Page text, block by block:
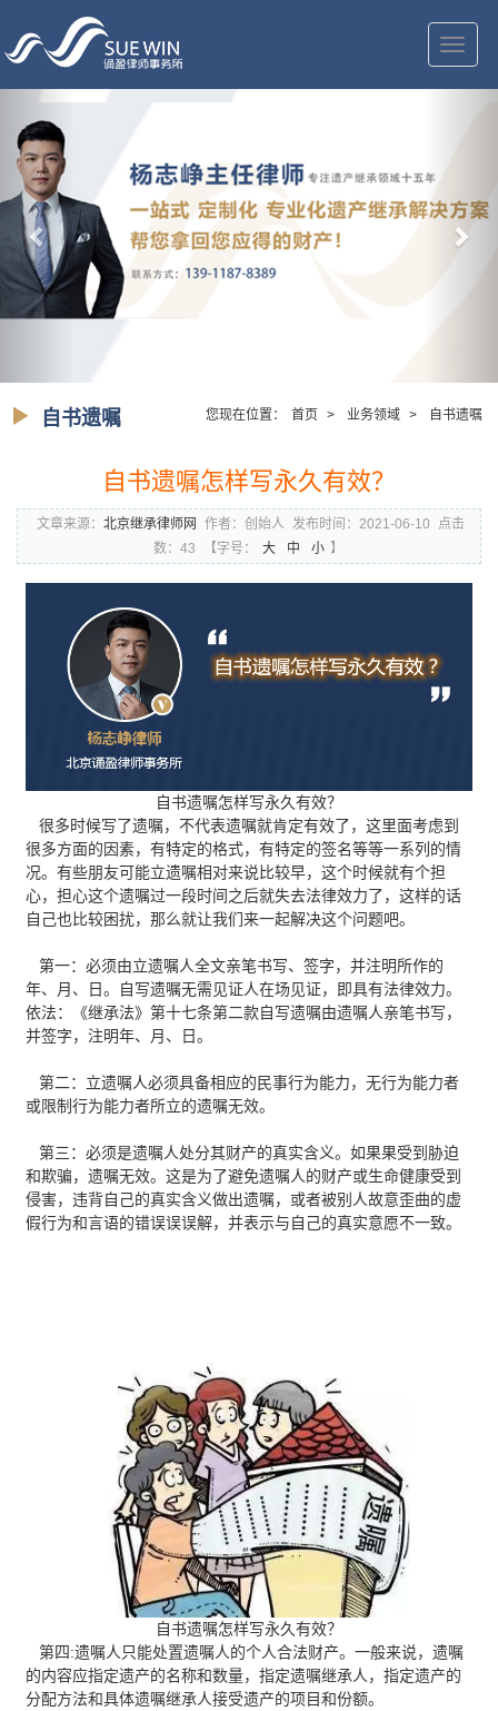
切
换
导
您现在位置： 首页 > 业务领域 > 自书遗嘱
自书遗嘱
自书遗嘱怎样写永久有效？
文章来源： 北京继承律师网 作者：创始人 发布时间：2021-06-10
点击
数：43
【字号： 大 中 小 】
自书遗嘱怎样写永久有效？
很多时候写了遗嘱，不代表遗嘱就肯定有效了，这里面考虑到
很多方面的因素，有特定的格式，有特定的签名等等一系列的情
况。有些朋友可能立遗嘱相对来说比较早，这个时候就有个担
心，担心这个遗嘱过一段时间之后就失去法律效力了，这样的话
自己也比较困扰，那么就让我们来一起解决这个问题吧。
第一：必须由立遗嘱人全文亲笔书写、签字，并注明所作的
年、月、日。自写遗嘱无需见证人在场见证，即具有法律效力。
依法：《继承法》第十七条第二款自写遗嘱由遗嘱人亲笔书写，
并签字，注明年、月、日。
第二：立遗嘱人必须具备相应的民事行为能力，无行为能力者
或限制行为能力者所立的遗嘱无效。
第三：必须是遗嘱人处分其财产的真实含义。如果果受到胁迫
和欺骗，遗嘱无效。这是为了避免遗嘱人的财产或生命健康受到
侵害，违背自己的真实含义做出遗嘱，或者被别人故意歪曲的虚
假行为和言语的错误误误解，并表示与自己的真实意愿不一致。
自书遗嘱怎样写永久有效？
第四:遗嘱人只能处置遗嘱人的个人合法财产。一般来说，遗嘱
的内容应指定遗产的名称和数量，指定遗嘱继承人，指定遗产的
分配方法和具体遗嘱继承人接受遗产的项目和份额。